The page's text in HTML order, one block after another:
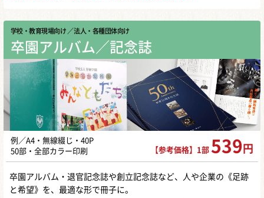
学校・教育現場向け ／ 法人・各種団体向け
卒園アルバム／記念誌
例／A4・無線綴じ・40P
50部・全部カラー印刷
【参考価格】1部 539 円
卒園アルバム・退官記念誌や創立記念誌など、人や企業の《足跡
と希望》を、最適な形で冊子に。